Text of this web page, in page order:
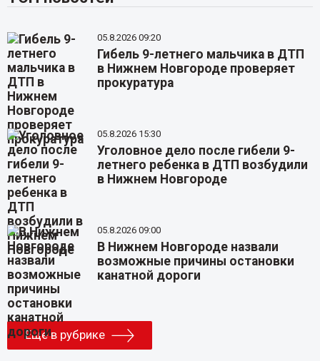
05.8.2026 09:20
Гибель 9-летнего мальчика в ДТП
в Нижнем Новгороде проверяет
прокуратура
05.8.2026 15:30
Уголовное дело после гибели 9-
летнего ребенка в ДТП возбудили
в Нижнем Новгороде
05.8.2026 09:00
В Нижнем Новгороде назвали
возможные причины остановки
канатной дороги
Еще в рубрике